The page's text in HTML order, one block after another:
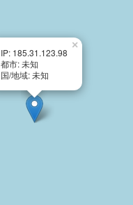
IP: 185.31.123.98
都市: 未知
国/地域: 未知
×